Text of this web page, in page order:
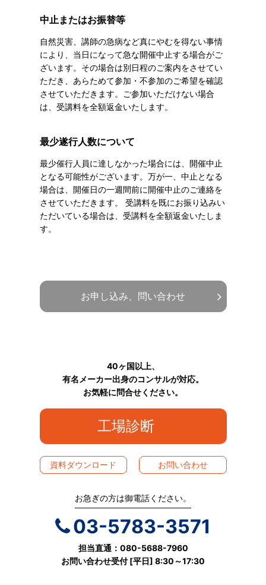
中止またはお振替等
自然災害、講師の急病など真にやむを得ない事情
により、当日になって急な開催中止する場合がご
ざいます。その場合は別日程のご案内をさせてい
ただき、あらためて参加・不参加のご希望を確認
させていただきます。ご参加いただけない場合
は、受講料を全額返金いたします。
最少遂行人数について
最少催行人員に達しなかった場合には、開催中止
となる可能性がございます。万が一、中止となる
場合は、開催日の一週間前に開催中止のご連絡を
させていただきます。 受講料を既にお振り込みい
ただいている場合は、受講料を全額返金いたしま
す。
お申し込み、問い合わせ
40ヶ国以上、
有名メーカー出身のコンサルが対応。
お気軽に問合せください。
工場診断
資料ダウンロード お問い合わせ
お急ぎの方は御電話ください。
03-5783-3571
担当直通：080-5688-7960
お問い合わせ受付 [平日] 8:30～17:30